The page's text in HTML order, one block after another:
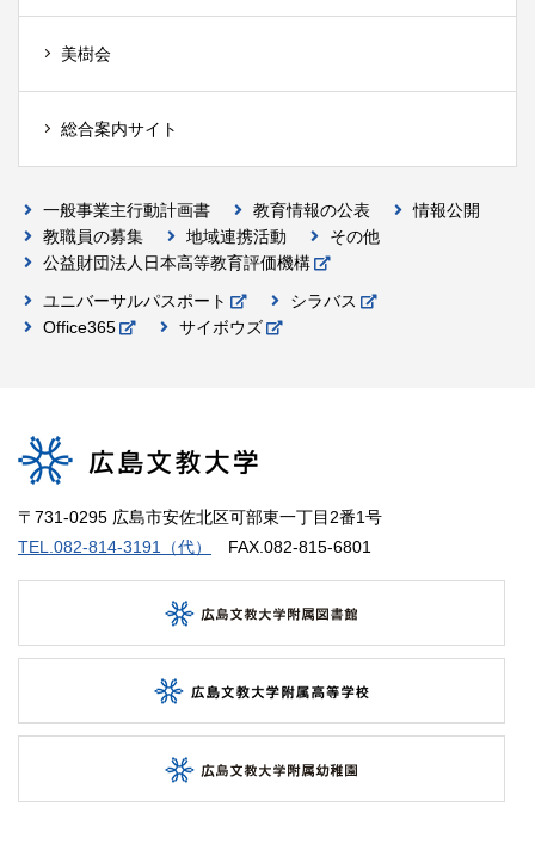
美樹会
総合案内サイト
一般事業主行動計画書 教育情報の公表
情報公開
教職員の募集
地域連携活動
その他
公益財団法人日本高等教育評価機構
ユニバーサルパスポート
シラバス
Office365
サイボウズ
〒731-0295 広島市安佐北区可部東一丁目2番1号
TEL.082-814-3191（代）
FAX.082-815-6801